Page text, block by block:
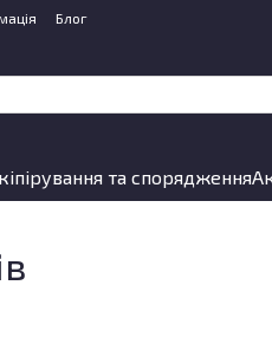
Блог
та спорядження